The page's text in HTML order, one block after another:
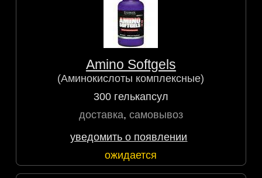
Amino Softgels
(Аминокислоты комплексные)
300 гелькапсул
доставка, самовывоз
уведомить о появлении
ожидается